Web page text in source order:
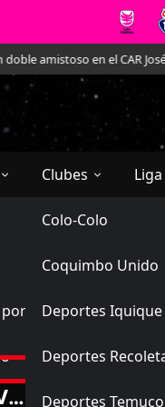
en el CAR José
Chilena
el
Clubes
Primera
Colo-Colo
Coquimbo Unido
Deportes Iquique
Deportes
Deportes Temuco
Ascenso
Juvenil
FORMATIVO
COQUIMBO JUVENIL 5